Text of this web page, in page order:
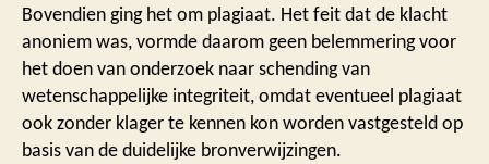
Bovendien ging het om plagiaat. Het feit dat de klacht
anoniem was, vormde daarom geen belemmering voor
het doen van onderzoek naar schending van
wetenschappelijke integriteit, omdat eventueel plagiaat
ook zonder klager te kennen kon worden vastgesteld op
basis van de duidelijke bronverwijzingen.